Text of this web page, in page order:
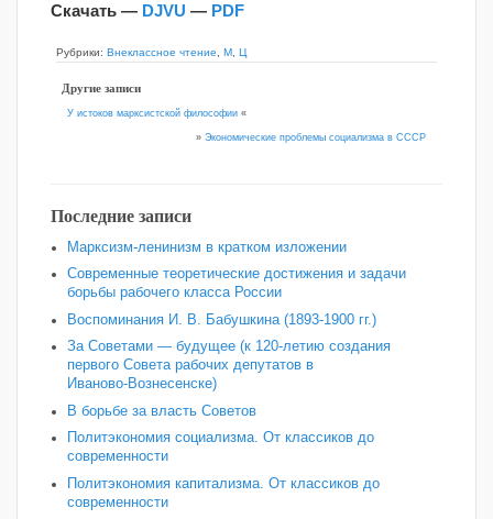
Скачать — DJVU — PDF
Рубрики: Внеклассное чтение М Ц
Другие записи
У истоков марксистской философии «
» Экономические проблемы социализма в СССР
Последние записи
Марксизм-ленинизм в кратком изложении
Современные теоретические достижения и задачи
борьбы рабочего класса России
Воспоминания И. В. Бабушкина (1893-1900 гг.)
За Советами — будущее (к 120‑летию создания
первого Совета рабочих депутатов в
Иваново‑Вознесенске)
В борьбе за власть Советов
Политэкономия социализма. От классиков до
современности
Политэкономия капитализма. От классиков до
современности